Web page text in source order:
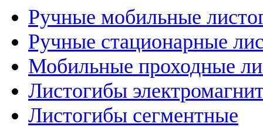
Ручные мобильные
Ручные стационарные
Мобильные проходные
Листогибы
Листогибы сегментные